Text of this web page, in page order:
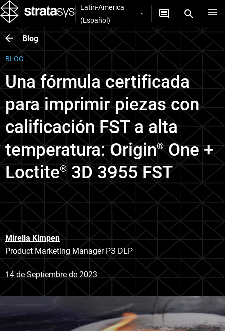
Latin-America
(Español)
Blog
BLOG
Una fórmula certificada
para imprimir piezas con
calificación FST a alta
temperatura: Origin®One +
Loctite® 3D 3955 FST
Mirella Kimpen
Product Marketing Manager P3 DLP
14 de Septiembre de 2023